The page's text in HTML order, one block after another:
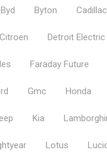
Byd Byton Cadillac
Citroen Detroit Electric
Faraday Future
Gmc Honda
Kia
Lotus